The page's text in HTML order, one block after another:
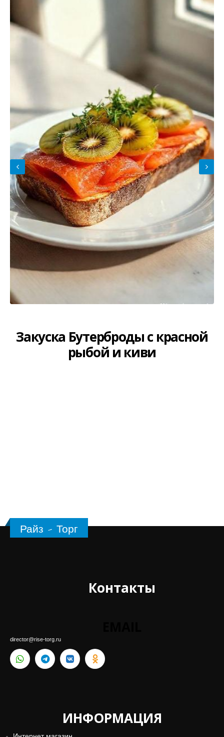
Закуска Бутерброды с красной
рыбой и киви
Райз - Торг
Контакты
director@rise-torg.ru
ИНФОРМАЦИЯ